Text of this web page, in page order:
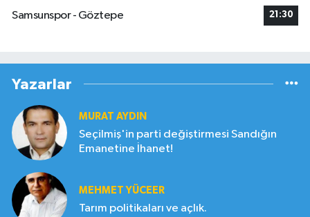
Samsunspor - Göztepe 21:30
Yazarlar
MURAT AYDIN
Seçilmiş'in parti değiştirmesi Sandığın
Emanetine İhanet!
MEHMET YÜCEER
Tarım politikaları ve açlık.